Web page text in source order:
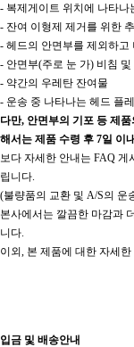
- 복제게이트 위치에 나타나
- 잔여 이형제 제거를 위한
- 헤드의 안면부를 제외하고
- 안면부(주로 눈 가) 비침
- 약간의 우레탄 잔여물
- 운송 중 나타나는 헤드 플
다만, 안면부의 기포 등 제
해서는 제품 수령 후 7일 이
보다 자세한 안내는 FAQ
립니다.
(불량품의 교환 및 A/S의 운
본사에서는 깔끔한 마감과
니다.
이외, 본 제품에 대한 자세
입금 및 배송안내